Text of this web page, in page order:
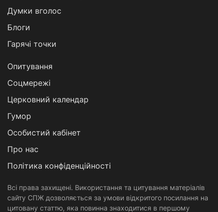
Думки вголос
Блоги
Гарячі точки
Опитування
Соцмережі
Церковний календар
Гумор
Особистий кабінет
Про нас
Політика конфіденційності
Всі права захищені. Використання та цитування матеріалів
сайту СПЖ дозволяється за умови відкритого посилання на
цитовану статтю, яка повинна знаходитися в першому